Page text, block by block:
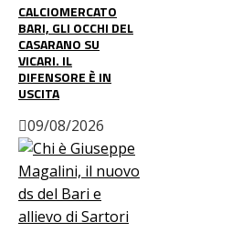
CALCIOMERCATO
BARI, GLI OCCHI DEL
CASARANO SU
VICARI. IL
DIFENSORE È IN
USCITA
09/08/2026